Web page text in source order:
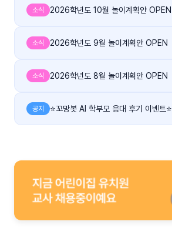
소식 2026학년도 10월 놀이계획안 OPEN
소식 2026학년도 9월 놀이계획안 OPEN
소식 2026학년도 8월 놀이계획안 OPEN
공지 ⭐꼬망봇 AI 학부모 응대 후기 이벤트⭐